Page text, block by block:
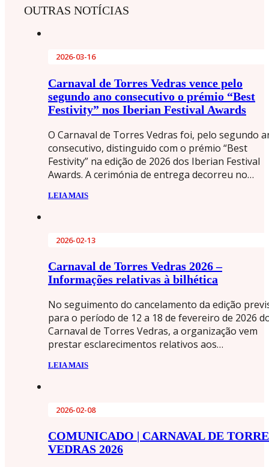
OUTRAS NOTÍCIAS
2026-03-16
Carnaval de Torres Vedras vence pelo
segundo ano consecutivo o prémio “Best
Festivity” nos Iberian Festival Awards
O Carnaval de Torres Vedras foi, pelo segundo
consecutivo, distinguido com o prémio “Best
Festivity” na edição de 2026 dos Iberian Festival
Awards. A cerimónia de entrega decorreu no…
LEIA MAIS
2026-02-13
Carnaval de Torres Vedras 2026 –
Informações relativas à bilhética
No seguimento do cancelamento da edição
para o período de 12 a 18 de fevereiro de 2026
Carnaval de Torres Vedras, a organização vem
prestar esclarecimentos relativos aos…
LEIA MAIS
2026-02-08
COMUNICADO | CARNAVAL DE
VEDRAS 2026